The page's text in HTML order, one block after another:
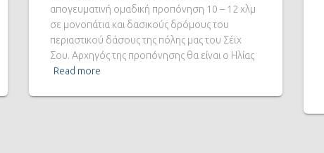
απογευματινή ομαδική προπόνηση 10 – 12 χλμ
σε μονοπάτια και δασικούς δρόμους του
περιαστικού δάσους της πόλης μας του Σέϊχ
Σου. Αρχηγός της προπόνησης θα είναι ο Ηλίας
Read more